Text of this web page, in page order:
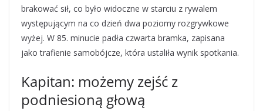
brakować sił, co było widoczne w starciu z rywalem
występującym na co dzień dwa poziomy rozgrywkowe
wyżej. W 85. minucie padła czwarta bramka, zapisana
jako trafienie samobójcze, która ustaliła wynik spotkania.
Kapitan: możemy zejść z
podniesioną głową